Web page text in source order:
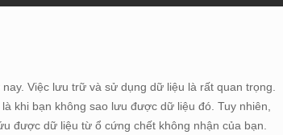
Việc lưu trữ và sử dụng dữ liệu là rất quan trọng.
khi bạn không sao lưu được dữ liệu đó. Tuy nhiên,
được dữ liệu từ ổ cứng chết không nhận của bạn.